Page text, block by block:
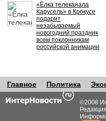
«Ёлка телеканала
Карусель» в Крокусе
подарит
незабываемый
новогодний праздник
всем поклонникам
российской анимации
Главное Политика
©2008